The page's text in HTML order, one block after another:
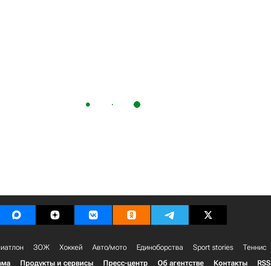
ЗОЖ Хоккей Авто/мото Единоборства Sport stories Теннис
Продукты и сервисы Пресс-центр Об агентстве Контакты RSS